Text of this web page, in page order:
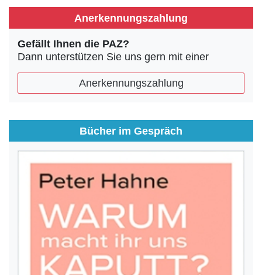
Anerkennungszahlung
Gefällt Ihnen die PAZ?
Dann unterstützen Sie uns gern mit einer
Anerkennungszahlung
Bücher im Gespräch